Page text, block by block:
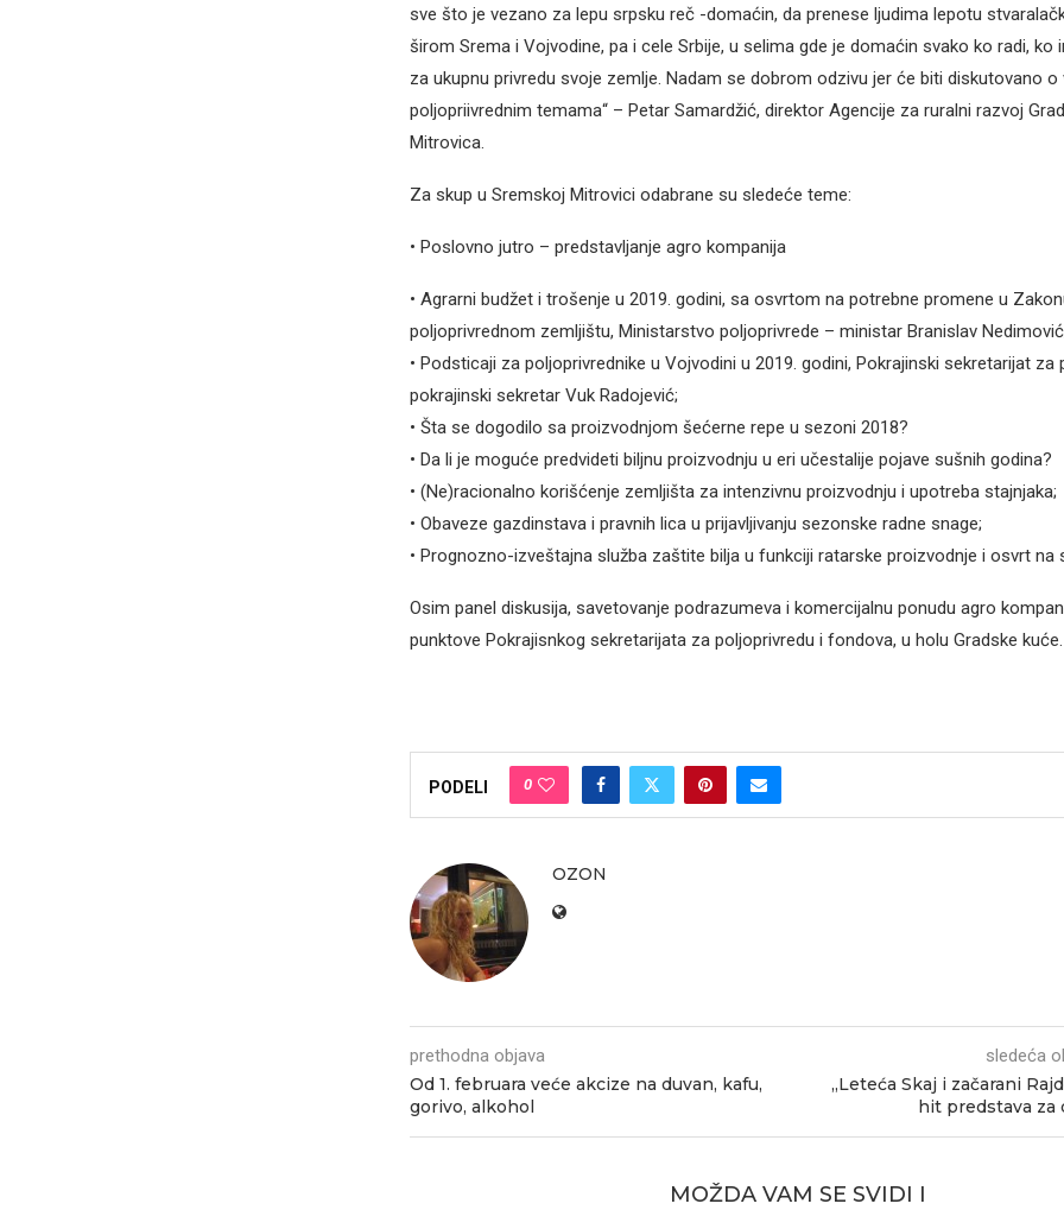
sve što je vezano za lepu srpsku reč -domaćin, da prenese ljudima lepotu
širom Srema i Vojvodine, pa i cele Srbije, u selima gde je domaćin svako ko radi, ko
za ukupnu privredu svoje zemlje. Nadam se dobrom odzivu jer će biti diskutovano o
poljopriivrednim temama“ – Petar Samardžić, direktor Agencije za ruralni razvoj
Mitrovica.
Za skup u Sremskoj Mitrovici odabrane su sledeće teme:
• Poslovno jutro – predstavljanje agro kompanija
• Agrarni budžet i trošenje u 2019. godini, sa osvrtom na potrebne promene u
poljoprivrednom zemljištu, Ministarstvo poljoprivrede – ministar Branislav
• Podsticaji za poljoprivrednike u Vojvodini u 2019. godini, Pokrajinski sekretarijat za
pokrajinski sekretar Vuk Radojević;
• Šta se dogodilo sa proizvodnjom šećerne repe u sezoni 2018?
• Da li je moguće predvideti biljnu proizvodnju u eri učestalije pojave sušnih godina?
• (Ne)racionalno korišćenje zemljišta za intenzivnu proizvodnju i upotreba stajnjaka;
• Obaveze gazdinstava i pravnih lica u prijavljivanju sezonske radne snage;
• Prognozno-izveštajna služba zaštite bilja u funkciji ratarske proizvodnje i osvrt na
Osim panel diskusija, savetovanje podrazumeva i komercijalnu ponudu agro
punktove Pokrajisnkog sekretarijata za poljoprivredu i fondova, u holu Gradske kuće.
PODELI 0
OZON
prethodna objava
Od 1. februara veće akcize na duvan, kafu,
gorivo, alkohol
sledeća
„Leteća Skaj i začarani
hit predstava za
MOŽDA VAM SE SVIDI I